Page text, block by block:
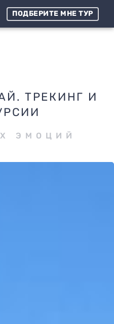
ПОДБЕРИТЕ МНЕ ТУР
ТРЕКИНГ И
ЭМОЦИЙ